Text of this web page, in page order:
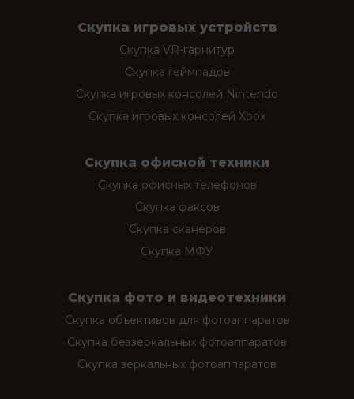
Скупка игровых устройств
Скупка VR-гарнитур
Скупка геймпадов
Скупка игровых консолей Nintendo
Скупка игровых консолей Xbox
Скупка офисной техники
Скупка офисных телефонов
Скупка факсов
Скупка сканеров
Скупка МФУ
Скупка фото и видеотехники
Скупка объективов для фотоаппаратов
Скупка беззеркальных фотоаппаратов
Скупка зеркальных фотоаппаратов